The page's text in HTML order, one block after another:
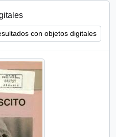
con objetos digitales